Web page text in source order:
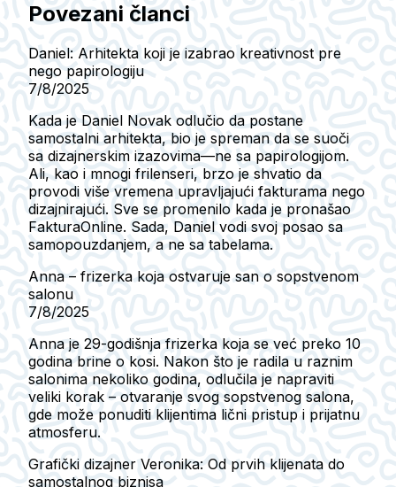
Povezani članci
Daniel: Arhitekta koji je izabrao kreativnost pre
nego papirologiju
7/8/2025
Kada je Daniel Novak odlučio da postane
samostalni arhitekta, bio je spreman da se suoči
sa dizajnerskim izazovima—ne sa papirologijom.
Ali, kao i mnogi frilenseri, brzo je shvatio da
provodi više vremena upravljajući fakturama nego
dizajnirajući. Sve se promenilo kada je pronašao
FakturaOnline. Sada, Daniel vodi svoj posao sa
samopouzdanjem, a ne sa tabelama.
Anna – frizerka koja ostvaruje san o sopstvenom
salonu
7/8/2025
Anna je 29-godišnja frizerka koja se već preko 10
godina brine o kosi. Nakon što je radila u raznim
salonima nekoliko godina, odlučila je napraviti
veliki korak – otvaranje svog sopstvenog salona,
gde može ponuditi klijentima lični pristup i prijatnu
atmosferu.
Grafički dizajner Veronika: Od prvih klijenata do
samostalnog biznisa